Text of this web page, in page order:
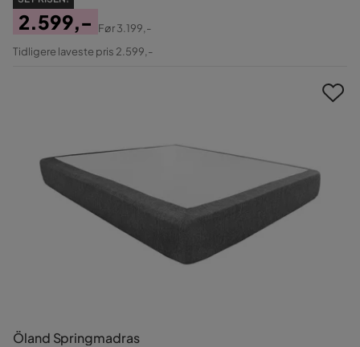
Pris
2.599,-
Original
Før3.199,-
Tidligere laveste pris 2.599,-
Öland Springmadras